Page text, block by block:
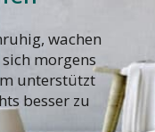
wachen
morgens
unterstützt
besser zu